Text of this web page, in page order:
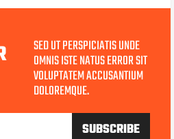
SED UT PERSPICIATIS UNDE
OMNIS ISTE NATUS ERROR SIT
VOLUPTATEM ACCUSANTIUM
DOLOREMQUE.